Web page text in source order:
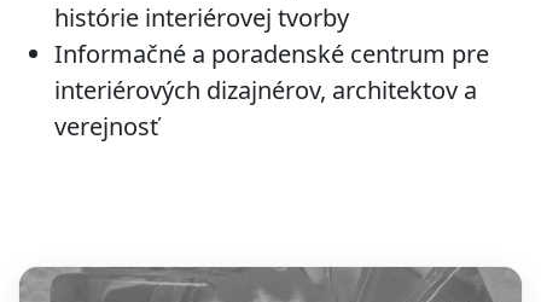
histórie interiérovej tvorby
Informačné a poradenské centrum pre
interiérových dizajnérov, architektov a
verejnosť